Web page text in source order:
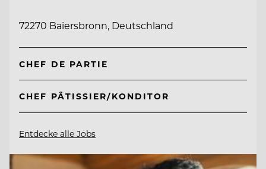
72270 Baiersbronn, Deutschland
CHEF DE PARTIE
CHEF PÂTISSIER/KONDITOR
Entdecke alle Jobs